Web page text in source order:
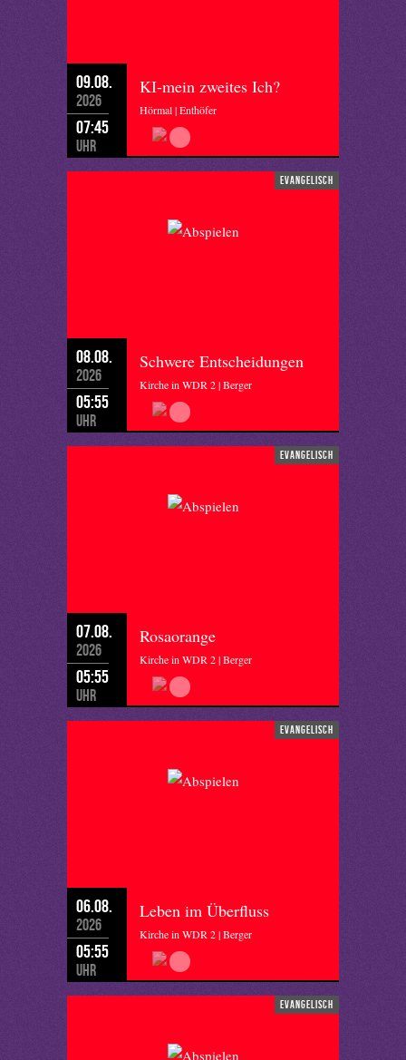
09.08.
2026
07:45
Uhr
KI-mein zweites Ich?
Hörmal | Enthöfer
evangelisch
08.08.
2026
05:55
Uhr
Schwere Entscheidungen
Kirche in WDR 2 | Berger
evangelisch
07.08.
2026
05:55
Uhr
Rosaorange
Kirche in WDR 2 | Berger
evangelisch
06.08.
2026
05:55
Uhr
Leben im Überfluss
Kirche in WDR 2 | Berger
evangelisch